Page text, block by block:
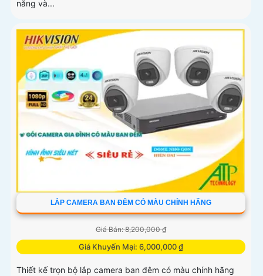
năng và...
LẮP CAMERA BAN ĐÊM CÓ MÀU CHÍNH HÃNG
Giá Bán: 8,200,000 ₫
Giá Khuyến Mại: 6,000,000 ₫
Thiết kế trọn bộ lắp camera ban đêm có màu chính hãng